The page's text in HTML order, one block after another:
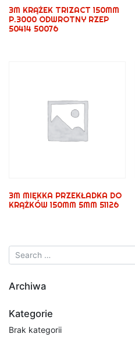
3M KRĄŻEK TRIZACT 150MM
P.3000 ODWROTNY RZEP
50414 50076
3M MIĘKKA PRZEKŁADKA DO
KRĄŻKÓW 150MM 5MM 51126
Archiwa
Kategorie
Brak kategorii